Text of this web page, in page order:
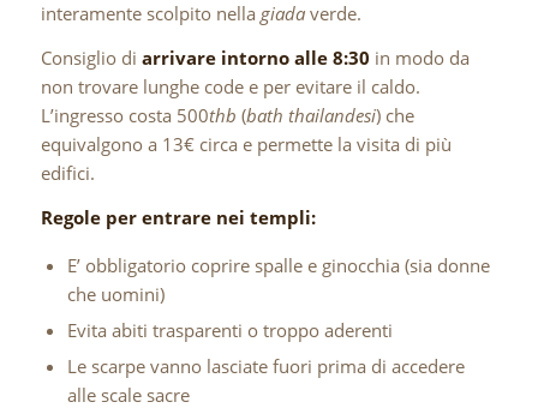
interamente scolpito nella giadaverde.
Consiglio di arrivare intorno alle 8:30 in modo da
non trovare lunghe code e per evitare il caldo.
L’ingresso costa 500thb (bath thailandesi) che
equivalgono a 13€ circa e permette la visita di più
edifici.
Regole per entrare nei templi:
E’ obbligatorio coprire spalle e ginocchia (sia donne
che uomini)
Evita abiti trasparenti o troppo aderenti
Le scarpe vanno lasciate fuori prima di accedere
alle scale sacre